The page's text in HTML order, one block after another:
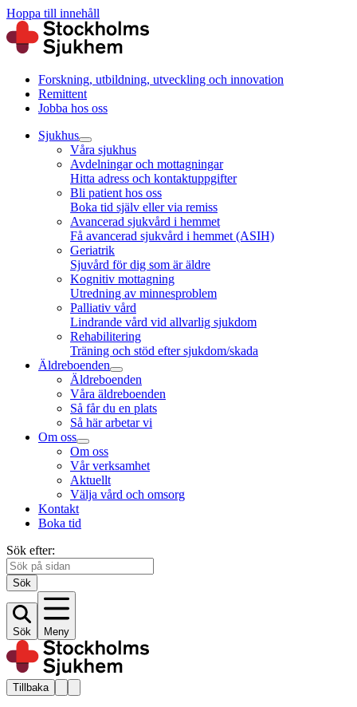
Hoppa till innehåll
Forskning, utbildning, utveckling och innovation
Remittent
Jobba hos oss
Sjukhus
Våra sjukhus
Avdelningar och mottagningar
Hitta adress och kontaktuppgifter
Bli patient hos oss
Boka tid själv eller via remiss
Avancerad sjukvård i hemmet
Få avancerad sjukvård i hemmet (ASIH)
Geriatrik
Sjuvård för dig som är äldre
Kognitiv mottagning
Utredning av minnesproblem
Palliativ vård
Lindrande vård vid allvarlig sjukdom
Rehabilitering
Träning och stöd efter sjukdom/skada
Äldreboenden
Äldreboenden
Våra äldreboenden
Så får du en plats
Så här arbetar vi
Om oss
Om oss
Vår verksamhet
Aktuellt
Välja vård och omsorg
Kontakt
Boka tid
Sök efter:
Sök
Sök Meny
Tillbaka